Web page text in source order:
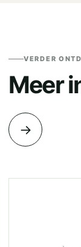
VERDER
Meer
→